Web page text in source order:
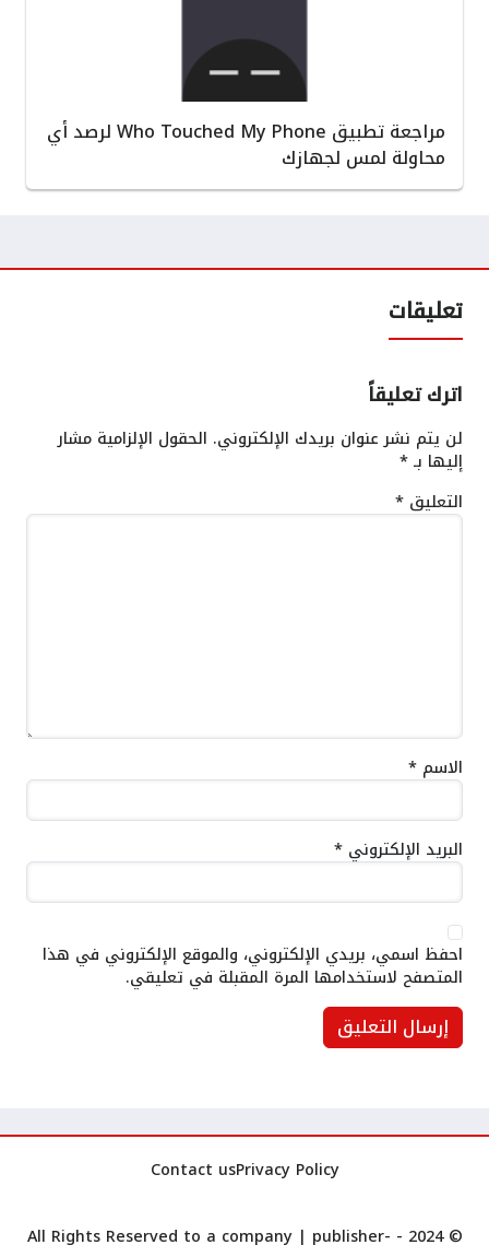
مراجعة تطبيق Who Touched My Phone لرصد أي
محاولة لمس لجهازك
تعليقات
اترك تعليقاً
لن يتم نشر عنوان بريدك الإلكتروني. الحقول الإلزامية مشار
إليها بـ*
التعليق *
الاسم *
البريد الإلكتروني *
احفظ اسمي، بريدي الإلكتروني، والموقع الإلكتروني في هذا
المتصفح لاستخدامها المرة المقبلة في تعليقي.
Privacy Policy
Contact us
© 2024 - All Rights Reserved to a company |
publisher-